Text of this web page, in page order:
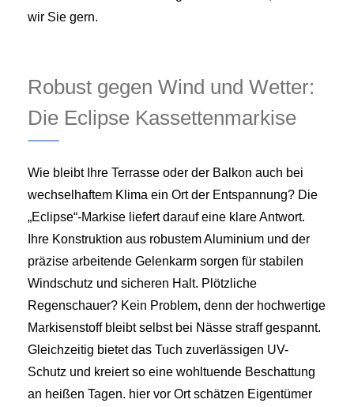
wir Sie gern.
Robust gegen Wind und Wetter:
Die Eclipse Kassettenmarkise
Wie bleibt Ihre Terrasse oder der Balkon auch bei
wechselhaftem Klima ein Ort der Entspannung? Die
„Eclipse“-Markise liefert darauf eine klare Antwort.
Ihre Konstruktion aus robustem Aluminium und der
präzise arbeitende Gelenkarm sorgen für stabilen
Windschutz und sicheren Halt. Plötzliche
Regenschauer? Kein Problem, denn der hochwertige
Markisenstoff bleibt selbst bei Nässe straff gespannt.
Gleichzeitig bietet das Tuch zuverlässigen UV-
Schutz und kreiert so eine wohltuende Beschattung
an heißen Tagen. hier vor Ort schätzen Eigentümer